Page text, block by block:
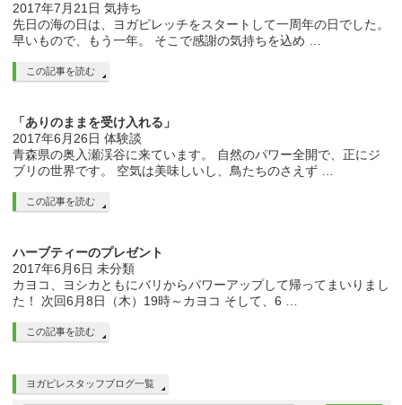
2017年7月21日 気持ち
先日の海の日は、ヨガピレッチをスタートして一周年の日でした。
早いもので、もう一年。 そこで感謝の気持ちを込め …
この記事を読む
「ありのままを受け入れる」
2017年6月26日 体験談
青森県の奥入瀬渓谷に来ています。 自然のパワー全開で、正にジ
ブリの世界です。 空気は美味しいし、鳥たちのさえず …
この記事を読む
ハーブティーのプレゼント
2017年6月6日 未分類
カヨコ、ヨシカともにバリからパワーアップして帰ってまいりまし
た！ 次回6月8日（木）19時～カヨコ そして、6 …
この記事を読む
ヨガピレスタッフブログ一覧